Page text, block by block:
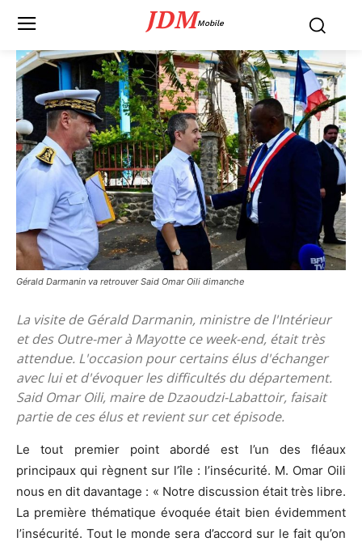
JDMMobile
Gérald Darmanin va retrouver Said Omar Oili dimanche
La visite de Gérald Darmanin, ministre de l'Intérieur
et des Outre-mer à Mayotte ce week-end, était très
attendue. L'occasion pour certains élus d'échanger
avec lui et d'évoquer les difficultés du département.
Said Omar Oili, maire de Dzaoudzi-Labattoir, faisait
partie de ces élus et revient sur cet épisode.
Le tout premier point abordé est l’un des fléaux
principaux qui règnent sur l’île : l’insécurité. M. Omar Oili
nous en dit davantage : « Notre discussion était très libre.
La première thématique évoquée était bien évidemment
l’insécurité. Tout le monde sera d’accord sur le fait qu’on